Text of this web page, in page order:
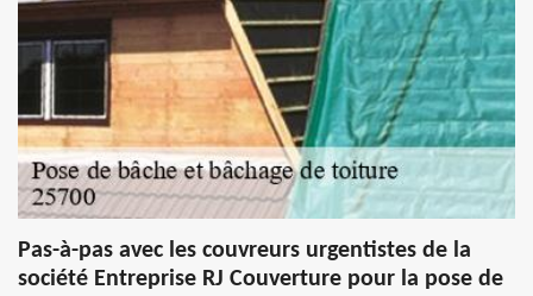
Pas-à-pas avec les couvreurs urgentistes de la
société Entreprise RJ Couverture pour la pose de